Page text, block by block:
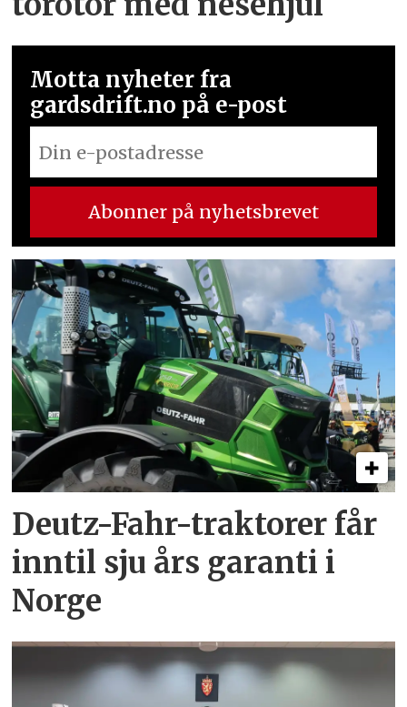
Motta nyheter fra
gardsdrift.no på e-post
Deutz-Fahr-traktorer får
inntil sju års garanti i
Norge